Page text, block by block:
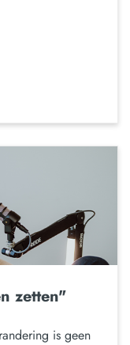
zetten"
is geen